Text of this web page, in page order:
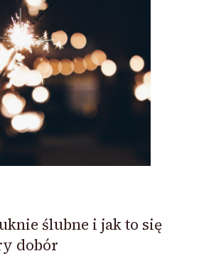
ślubne i jak to się
dobór